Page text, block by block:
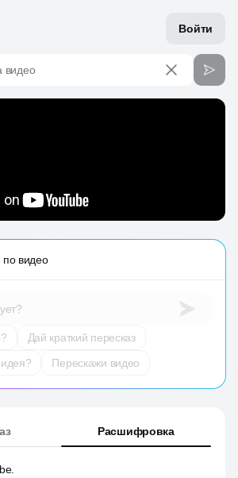
Войти
видео
по видео
Дай краткий пересказ
Перескажи видео
Расшифровка